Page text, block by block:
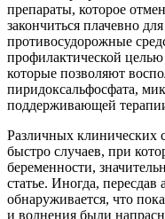
препараты, которое
закончиться плачевно
противосудорожные
профилактической
которые позволяют
пиридоксальфосфата,
поддерживающей
Различных клинических
быстро случаев, при
беременности,
статье. Иногда, пересдав
обнаруживается, что
и волнения были